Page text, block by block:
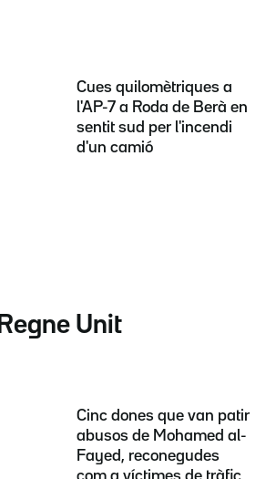
Cues quilomètriques a
l'AP-7 a Roda de Berà en
sentit sud per l'incendi
d'un camió
Unit
Cinc dones que van patir
abusos de Mohamed al-
Fayed, reconegudes